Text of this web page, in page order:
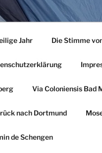
Jahr Die Stimme
Via Coloniensis Bad
nach Dortmund
de Schengen